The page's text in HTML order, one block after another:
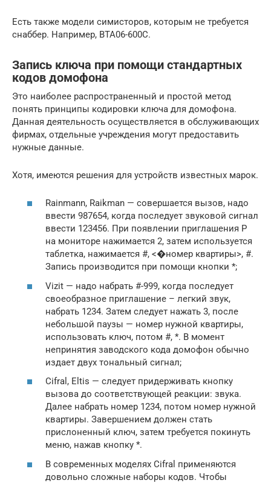
Есть также модели симисторов, которым не требуется
снаббер. Например, BTA06-600C.
Запись ключа при помощи стандартных
кодов домофона
Это наиболее распространенный и простой метод
понять принципы кодировки ключа для домофона.
Данная деятельность осуществляется в обслуживающих
фирмах, отдельные учреждения могут предоставить
нужные данные.
Хотя, имеются решения для устройств известных марок.
Rainmann, Raikman — совершается вызов, надо
ввести 987654, когда последует звуковой сигнал
ввести 123456. При появлении приглашения Р
на мониторе нажимается 2, затем используется
таблетка, нажимается #, <�номер квартиры>, #.
Запись производится при помощи кнопки *;
Vizit — надо набрать #-999, когда последует
своеобразное приглашение – легкий звук,
набрать 1234. Затем следует нажать 3, после
небольшой паузы — номер нужной квартиры,
использовать ключ, потом #, *. В момент
непринятия заводского кода домофон обычно
издает двух тональный сигнал;
Cifral, Eltis — следует придерживать кнопку
вызова до соответствующей реакции: звука.
Далее набрать номер 1234, потом номер нужной
квартиры. Завершением должен стать
прислоненный ключ, затем требуется покинуть
меню, нажав кнопку *.
В современных моделях Cifral применяются
довольно сложные наборы кодов. Чтобы